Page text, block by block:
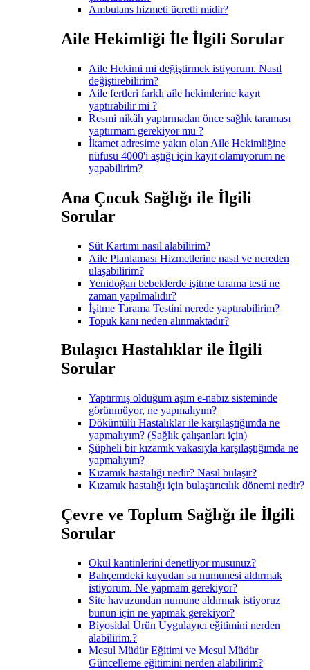
Ambulans hizmeti ücretli midir?
Aile Hekimliği İle İlgili Sorular
Aile Hekimi mi değiştirmek istiyorum. Nasıl
değiştirebilirim?
Aile fertleri farklı aile hekimlerine kayıt
yaptırabilir mi ?
Resmi nikâh yaptırmadan önce sağlık taraması
yaptırmam gerekiyor mu ?
İkamet adresime yakın olan Aile Hekimliğine
nüfusu 4000'i aştığı için kayıt olamıyorum ne
yapabilirim?
Ana Çocuk Sağlığı ile İlgili
Sorular
Süt Kartımı nasıl alabilirim?
Aile Planlaması Hizmetlerine nasıl ve nereden
ulaşabilirim?
Yenidoğan bebeklerde işitme tarama testi ne
zaman yapılmalıdır?
İşitme Tarama Testini nerede yaptırabilirim?
Topuk kanı neden alınmaktadır?
Bulaşıcı Hastalıklar ile İlgili
Sorular
Yaptırmış olduğum aşım e-nabız sisteminde
görünmüyor, ne yapmalıyım?
Döküntülü Hastalıklar ile karşılaştığımda ne
yapmalıyım? (Sağlık çalışanları için)
Şüpheli bir kızamık vakasıyla karşılaştığımda ne
yapmalıyım?
Kızamık hastalığı nedir? Nasıl bulaşır?
Kızamık hastalığı için bulaştırıcılık dönemi nedir?
Çevre ve Toplum Sağlığı ile İlgili
Sorular
Okul kantinlerini denetliyor musunuz?
Bahçemdeki kuyudan su numunesi aldırmak
istiyorum. Ne yapmam gerekiyor?
Site havuzundan numune aldırmak istiyoruz
bunun için ne yapmak gerekiyor?
Biyosidal Ürün Uygulayıcı eğitimini nerden
alabilirim.?
Mesul Müdür Eğitimi ve Mesul Müdür
Güncelleme eğitimini nerden alabilirim?